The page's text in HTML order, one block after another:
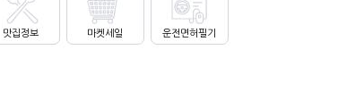
맛집정보 마켓세일 운전면허필기